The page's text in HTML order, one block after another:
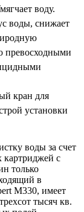
воду.
воды, снижает
превосходными
кран для
установки
воды за счет
картриджей с
только
в
M330, имеет
тысяч кв.